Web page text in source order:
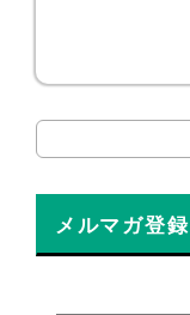
メルマガ登録